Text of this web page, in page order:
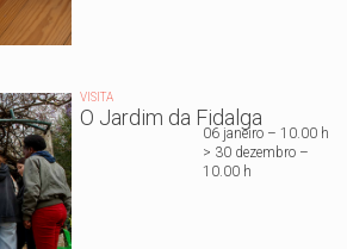
VISITA
O Jardim da Fidalga
06 janeiro – 10.00 h
> 30 dezembro –
10.00 h